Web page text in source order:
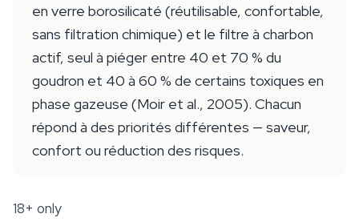
en verre borosilicaté (réutilisable, confortable,
sans filtration chimique) et le filtre à charbon
actif, seul à piéger entre 40 et 70 % du
goudron et 40 à 60 % de certains toxiques en
phase gazeuse (Moir et al., 2005). Chacun
répond à des priorités différentes — saveur,
confort ou réduction des risques.
18+ only